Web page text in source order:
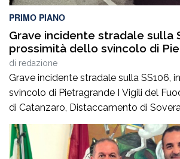
PRIMO PIANO
Grave incidente stradale sulla
prossimità dello svincolo di
di redazione
Grave incidente stradale sulla SS106,
svincolo di Pietragrande I Vigili del
di Catanzaro, Distaccamento di
intervenuti sulla SS106, in prossimità
località Pietragrande, per un grave
ha coinvolto una Fiat Panda, un’Audi e